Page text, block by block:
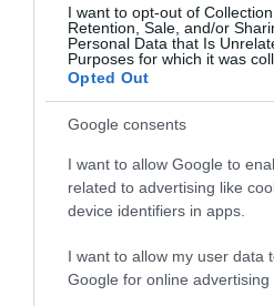
I want to opt-out of
Retention, Sale, and/or
Personal Data that Is
Purposes for which it was
Opted Out
Google consents
I want to allow Google to
related to advertising like
device identifiers in apps.
I want to allow my user data
Google for online advertising
VISSZA A FŐOLDALRA
Legfrissebb híreink